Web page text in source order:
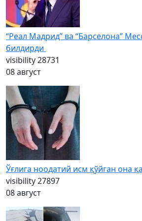
“Реал Мадрид” ва “Барселона”
билдирди
visibility28731
08 август
Ўғлига ноодатий исм қўйган она
visibility27897
08 август